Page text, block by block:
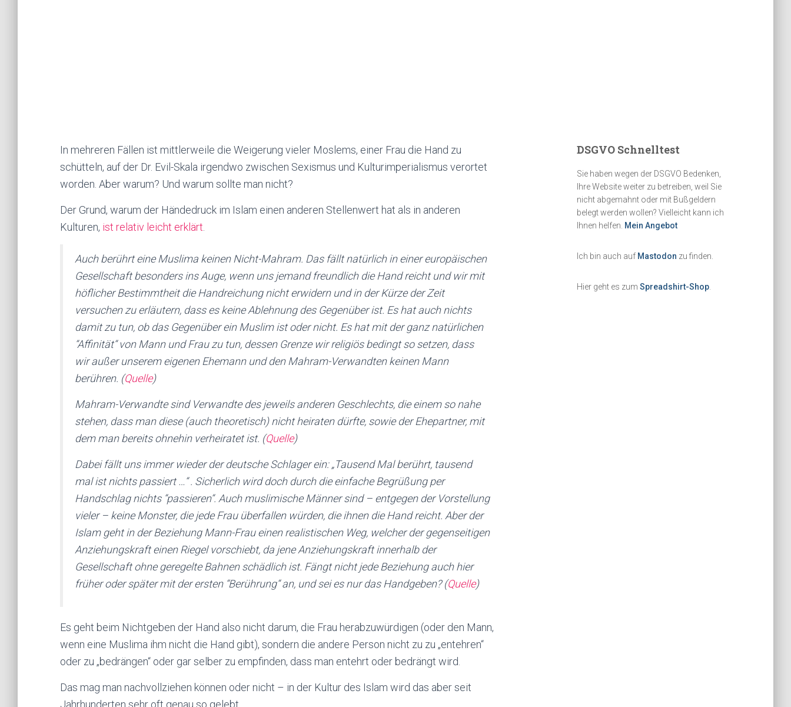
In mehreren Fällen ist mittlerweile die Weigerung vieler Moslems, einer Frau die Hand zu
schütteln, auf der Dr. Evil-Skala irgendwo zwischen Sexismus und Kulturimperialismus verortet
worden. Aber warum? Und warum sollte man nicht?
Der Grund, warum der Händedruck im Islam einen anderen Stellenwert hat als in anderen
Kulturen, ist relativ leicht erklärt
Auch berührt eine Muslima keinen Nicht-Mahram. Das fällt natürlich in einer europäischen
Gesellschaft besonders ins Auge, wenn uns jemand freundlich die Hand reicht und wir mit
höflicher Bestimmtheit die Handreichung nicht erwidern und in der Kürze der Zeit
versuchen zu erläutern, dass es keine Ablehnung des Gegenüber ist. Es hat auch nichts
damit zu tun, ob das Gegenüber ein Muslim ist oder nicht. Es hat mit der ganz natürlichen
“Affinität“ von Mann und Frau zu tun, dessen Grenze wir religiös bedingt so setzen, dass
wir außer unserem eigenen Ehemann und den Mahram-Verwandten keinen Mann
berühren. (Quelle)
Mahram-Verwandte sind Verwandte des jeweils anderen Geschlechts, die einem so nahe
stehen, dass man diese (auch theoretisch) nicht heiraten dürfte, sowie der Ehepartner, mit
dem man bereits ohnehin verheiratet ist. (Quelle)
Dabei fällt uns immer wieder der deutsche Schlager ein: „Tausend Mal berührt, tausend
mal ist nichts passiert …“ . Sicherlich wird doch durch die einfache Begrüßung per
Handschlag nichts “passieren“. Auch muslimische Männer sind – entgegen der Vorstellung
vieler – keine Monster, die jede Frau überfallen würden, die ihnen die Hand reicht. Aber der
Islam geht in der Beziehung Mann-Frau einen realistischen Weg, welcher der gegenseitigen
Anziehungskraft einen Riegel vorschiebt, da jene Anziehungskraft innerhalb der
Gesellschaft ohne geregelte Bahnen schädlich ist. Fängt nicht jede Beziehung auch hier
früher oder später mit der ersten “Berührung“ an, und sei es nur das Handgeben? (Quelle)
Es geht beim Nichtgeben der Hand also nicht darum, die Frau herabzuwürdigen (oder den Mann,
wenn eine Muslima ihm nicht die Hand gibt), sondern die andere Person nicht zu zu „entehren“
oder zu „bedrängen“ oder gar selber zu empfinden, dass man entehrt oder bedrängt wird.
Das mag man nachvollziehen können oder nicht – in der Kultur des Islam wird das aber seit
Jahrhunderten sehr oft genau so gelebt.
DSGVO Schnelltest
Sie haben wegen der DSGVO Bedenken,
Ihre Website weiter zu betreiben, weil Sie
nicht abgemahnt oder mit Bußgeldern
belegt werden wollen? Vielleicht kann ich
Ihnen helfen. Mein Angebot
Ich bin auch auf Mastodon zu finden.
Hier geht es zum Spreadshirt-Shop.